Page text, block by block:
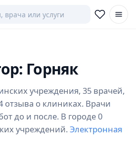
Горняк
учреждения, 35 врачей,
отзыва о клиниках. Врачи
до и после. В городе 0
учреждений. Электронная